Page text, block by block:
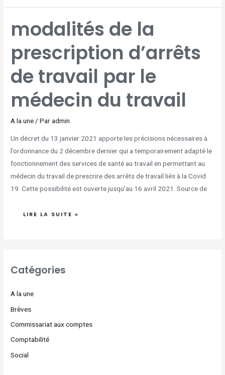
modalités de la
prescription d’arrêts
de travail par le
médecin du travail
A la une / Paradmin
Un décret du 13 janvier 2021 apporte les précisions nécessaires à
l’ordonnance du 2 décembre dernier qui a temporairement adapté le
fonctionnement des services de santé au travail en permettant au
médecin du travail de prescrire des arrêts de travail liés à la Covid
19. Cette possibilité est ouverte jusqu’au 16 avril 2021. Source de
DE
LA
PRESCRIPTION
TRAVAIL
PAR
LE
TRAVAIL
LIRE LA SUITE »
Catégories
A la une
Brèves
Commissariat aux comptes
Comptabilité
Social